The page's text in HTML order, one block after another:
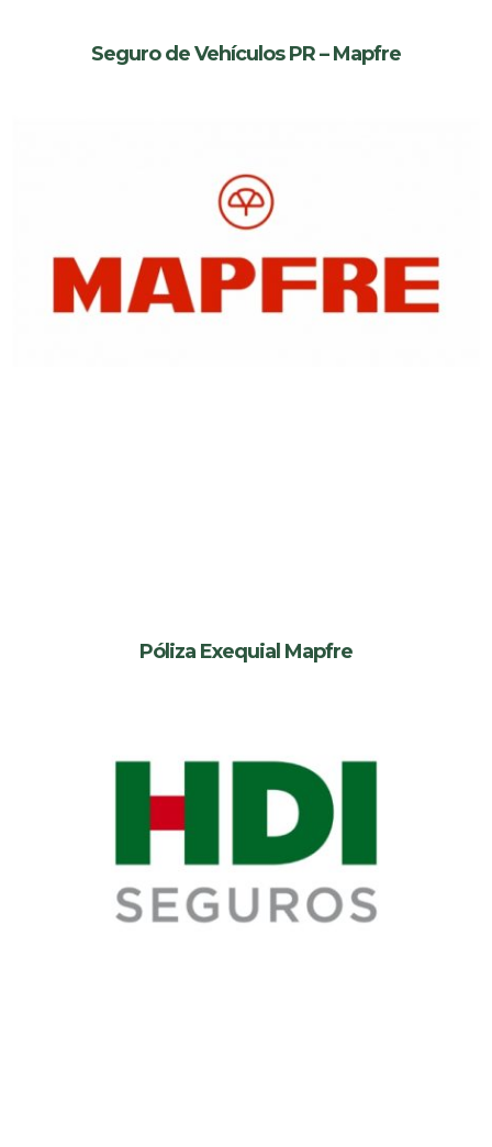
Seguro de Vehículos PR – Mapfre
Póliza Exequial Mapfre